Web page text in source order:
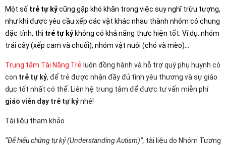
Một số trẻ tự kỷcũng gặp khó khăn trong việc suy nghĩ trừu tượng,
như khi được yêu cầu xếp các vật khác nhau thành nhóm có chung
đặc tính, thì trẻ tự kỷ không có khả năng thực hiện tốt. Ví dụ: nhóm
trái cây (xếp cam và chuối), nhóm vật nuôi (chó và mèo)…
Trung tâm Tài Năng Trẻ luôn đồng hành và hỗ trợ quý phụ huynh có
con trẻ tự kỷ, để trẻ được nhận đầy đủ tình yêu thương và sự giáo
dục tốt nhất có thể. Liên hệ trung tâm để được tư vấn miễn phí
giáo viên dạy trẻ tự kỷnhé!
Tài liệu tham khảo
“Để hiểu chứng tự kỷ (Understanding Autism)”, tài liệu do Nhóm Tương